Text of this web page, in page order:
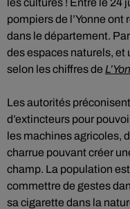
les cultures ! Entre le 24
pompiers de l’Yonne ont
dans le département.
des espaces naturels, et
selon les chiffres de
Les autorités
d’extincteurs pour
les machines agricoles,
charrue pouvant créer
champ. La population
commettre de gestes
sa cigarette dans la